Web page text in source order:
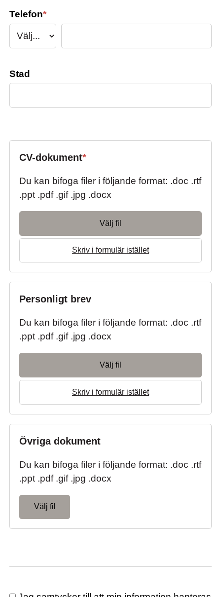
Telefon*
Stad
CV-dokument*
Du kan bifoga filer i följande format: .doc .rtf
.ppt .pdf .gif .jpg .docx
Välj fil
Skriv i formulär istället
Personligt brev
Du kan bifoga filer i följande format: .doc .rtf
.ppt .pdf .gif .jpg .docx
Välj fil
Skriv i formulär istället
Övriga dokument
Du kan bifoga filer i följande format: .doc .rtf
.ppt .pdf .gif .jpg .docx
Välj fil